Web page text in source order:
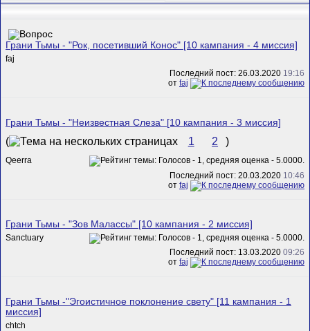
Грани Тьмы - "Рок, посетивший Конос" [10 кампания - 4 миссия]
faj
Последний пост: 26.03.2020 19:16
от faj
Грани Тьмы - "Неизвестная Слеза" [10 кампания - 3 миссия]
( 1 2 )
Qeerra
Последний пост: 20.03.2020 10:46
от faj
Грани Тьмы - "Зов Малассы" [10 кампания - 2 миссия]
Sanctuary
Последний пост: 13.03.2020 09:26
от faj
Грани Тьмы -"Эгоистичное поклонение свету" [11 кампания - 1
миссия]
chtch